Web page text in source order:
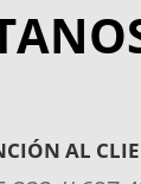
AL